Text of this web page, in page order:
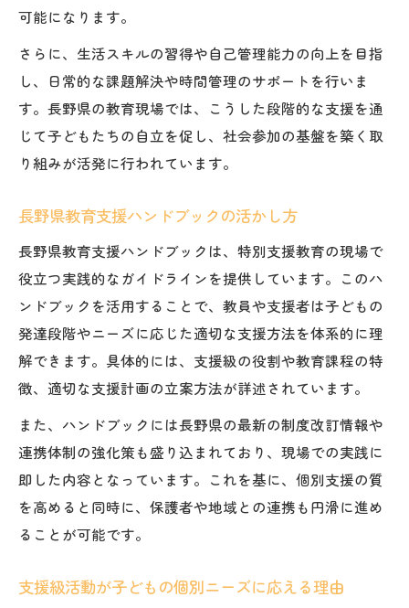
可能になります。
さらに、生活スキルの習得や自己管理能力の向上を目指
し、日常的な課題解決や時間管理のサポートを行いま
す。長野県の教育現場では、こうした段階的な支援を通
じて子どもたちの自立を促し、社会参加の基盤を築く取
り組みが活発に行われています。
長野県教育支援ハンドブックの活かし方
長野県教育支援ハンドブックは、特別支援教育の現場で
役立つ実践的なガイドラインを提供しています。このハ
ンドブックを活用することで、教員や支援者は子どもの
発達段階やニーズに応じた適切な支援方法を体系的に理
解できます。具体的には、支援級の役割や教育課程の特
徴、適切な支援計画の立案方法が詳述されています。
また、ハンドブックには長野県の最新の制度改訂情報や
連携体制の強化策も盛り込まれており、現場での実践に
即した内容となっています。これを基に、個別支援の質
を高めると同時に、保護者や地域との連携も円滑に進め
ることが可能です。
支援級活動が子どもの個別ニーズに応える理由